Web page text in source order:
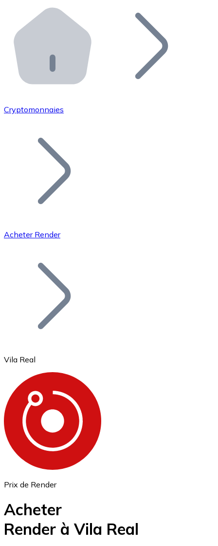
Distributeurs automatiques Bitnovo
Intégrez un ATM Bitnovo dans votre entreprise et
API Bitnovo
Intégrez notre API dans votre écosystème.
Rejoignez notre réseau de distributeurs et
Ajoutez le token de votre projet à notre service
Bitcoin
Ethereum
ETH
Cryptomonnaies
Acheter Render
Vila Real
Prix de Render
Acheter
Render à Vila Real